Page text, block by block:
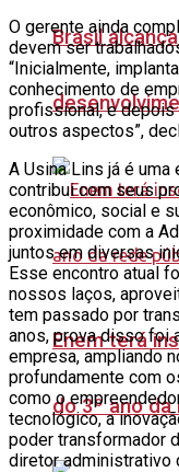
Brasil
Enem terá
do 3º ano
O gerente ainda
devem ser
“Inicialmente,
conhecimento de
profissional, e
outros aspectos”,
A Usina Lins já é
contribui com seus
econômico, social e
proximidade com a
juntos em diversas
Esse encontro atual
nossos laços,
tem passado por
anos, prova disso foi
empresa, ampliando
profundamente com
como o
tecnológico, a
poder transformador
diretor administrativo